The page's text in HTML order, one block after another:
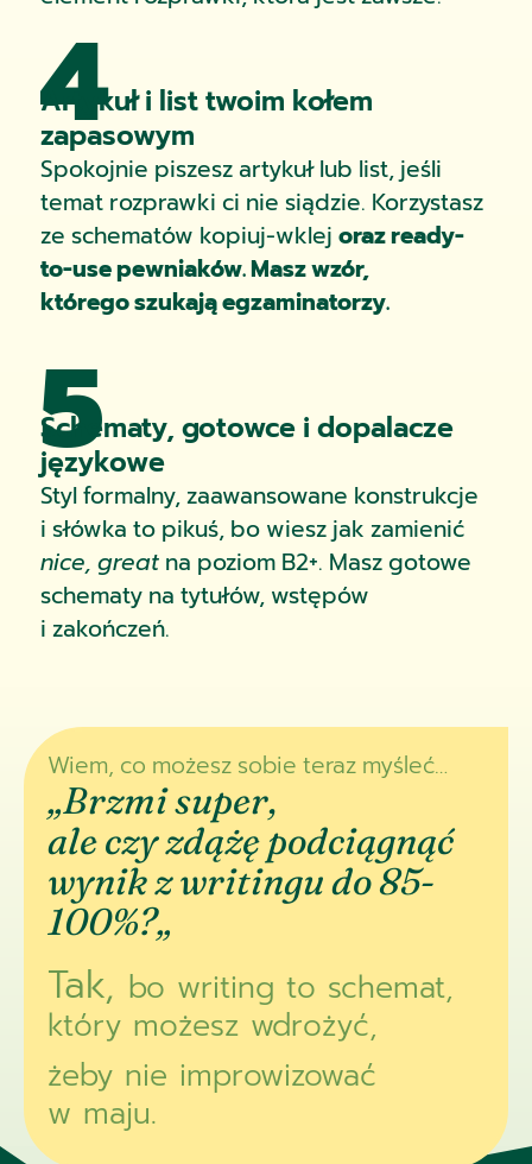
4
Artykuł i list twoim kołem
zapasowym
Spokojnie piszesz artykuł lub list, jeśli
temat rozprawki ci nie siądzie. Korzystasz
ze schematów kopiuj-wklej oraz ready-
to-use pewniaków. Masz wzór,
którego szukają egzaminatorzy.
5
Schematy, gotowce i dopalacze
językowe
Styl formalny, zaawansowane konstrukcje
i słówka to pikuś, bo wiesz jak zamienić
nice, greatna poziom B2+. Masz gotowe
schematy na tytułów, wstępów
i zakończeń.
Wiem, co możesz sobie teraz myśleć…
„Brzmi super,
ale czy zdążę podciągnąć
wynik z writingu do 85-
100%?„
Tak, bo writing to schemat,
który możesz wdrożyć,
żeby nie improwizować
w maju.